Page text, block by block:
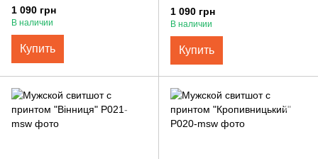
1 090 грн
В наличии
Купить
1 090 грн
В наличии
Купить